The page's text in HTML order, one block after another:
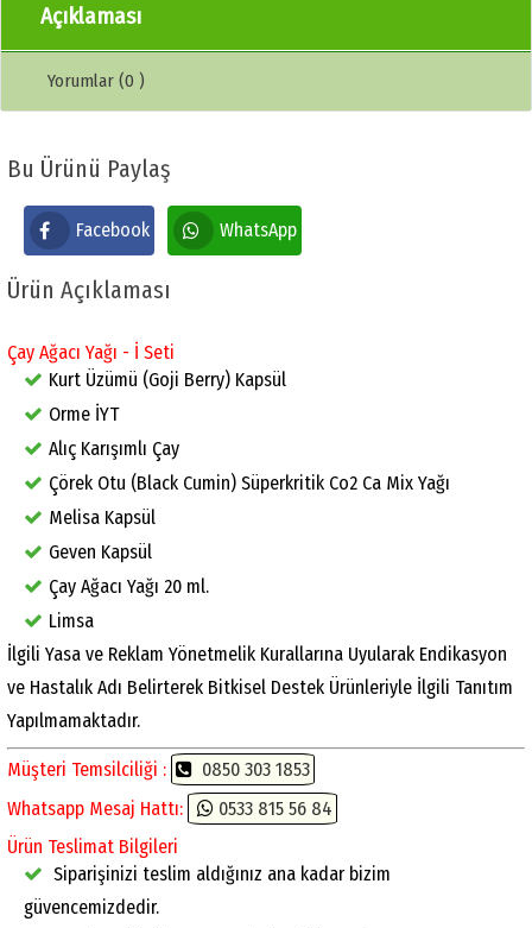
Açıklaması
Yorumlar (0 )
Bu Ürünü Paylaş
Facebook WhatsApp
Ürün Açıklaması
Çay Ağacı Yağı - İ Seti
Kurt Üzümü (Goji Berry) Kapsül
Orme İYT
Alıç Karışımlı Çay
Çörek Otu (Black Cumin) Süperkritik Co2 Ca Mix Yağı
Melisa Kapsül
Geven Kapsül
Çay Ağacı Yağı 20 ml.
Limsa
İlgili Yasa ve Reklam Yönetmelik Kurallarına Uyularak Endikasyon
ve Hastalık Adı Belirterek Bitkisel Destek Ürünleriyle İlgili Tanıtım
Yapılmamaktadır.
Müşteri Temsilciliği :
0850 303 1853
Whatsapp Mesaj Hattı:
0533 815 56 84
Ürün Teslimat Bilgileri
Siparişinizi teslim aldığınız ana kadar bizim
güvencemizdedir.